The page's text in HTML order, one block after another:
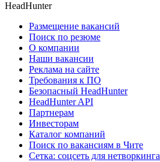
HeadHunter
Размещение вакансий
Поиск по резюме
О компании
Наши вакансии
Реклама на сайте
Требования к ПО
Безопасный HeadHunter
HeadHunter API
Партнерам
Инвесторам
Каталог компаний
Поиск по вакансиям в Чите
Сетка: соцсеть для нетворкинга